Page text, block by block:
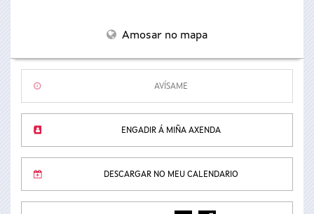
Amosar no mapa
AVÍSAME
ENGADIR Á MIÑA AXENDA
DESCARGAR NO MEU CALENDARIO